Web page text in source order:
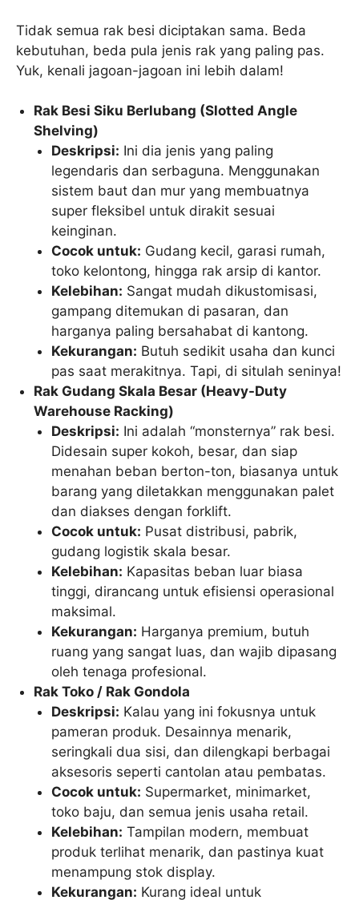
Tidak semua rak besi diciptakan sama. Beda
kebutuhan, beda pula jenis rak yang paling pas.
Yuk, kenali jagoan-jagoan ini lebih dalam!
Rak Besi Siku Berlubang (Slotted Angle
Shelving)
Deskripsi: Ini dia jenis yang paling
legendaris dan serbaguna. Menggunakan
sistem baut dan mur yang membuatnya
super fleksibel untuk dirakit sesuai
keinginan.
Cocok untuk: Gudang kecil, garasi rumah,
toko kelontong, hingga rak arsip di kantor.
Kelebihan: Sangat mudah dikustomisasi,
gampang ditemukan di pasaran, dan
harganya paling bersahabat di kantong.
Kekurangan: Butuh sedikit usaha dan kunci
pas saat merakitnya. Tapi, di situlah seninya!
Rak Gudang Skala Besar (Heavy-Duty
Warehouse Racking)
Deskripsi: Ini adalah “monsternya” rak besi.
Didesain super kokoh, besar, dan siap
menahan beban berton-ton, biasanya untuk
barang yang diletakkan menggunakan palet
dan diakses dengan forklift.
Cocok untuk: Pusat distribusi, pabrik,
gudang logistik skala besar.
Kelebihan: Kapasitas beban luar biasa
tinggi, dirancang untuk efisiensi operasional
maksimal.
Kekurangan: Harganya premium, butuh
ruang yang sangat luas, dan wajib dipasang
oleh tenaga profesional.
Rak Toko / Rak Gondola
Deskripsi: Kalau yang ini fokusnya untuk
pameran produk. Desainnya menarik,
seringkali dua sisi, dan dilengkapi berbagai
aksesoris seperti cantolan atau pembatas.
Cocok untuk: Supermarket, minimarket,
toko baju, dan semua jenis usaha retail.
Kelebihan: Tampilan modern, membuat
produk terlihat menarik, dan pastinya kuat
menampung stok display.
Kekurangan: Kurang ideal untuk